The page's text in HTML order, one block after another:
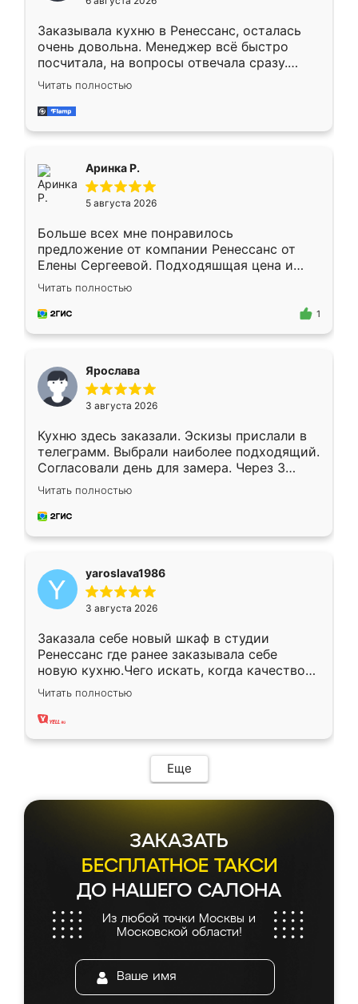
мебели буду заказывать только здесь.
Заказывала кухню в Ренессанс, осталась
очень довольна. Менеджер всё быстро
посчитала, на вопросы отвечала сразу.
Замерщик приехал в субботу, подошёл к
делу со всей ответственностью. Собрали
за день, ребята работали аккуратно, даже
Читать полностью
Аринка Р.
5 августа 2026
Больше всех мне понравилось
предложение от компании Ренессанс от
Елены Сергеевой. Подходяшщая цена и
короткие сроки изготовления. Приехавший
для замера сотрудник Владислав
предложил по моему эскизу самый
Читать полностью
1
Ярослава
3 августа 2026
Кухню здесь заказали. Эскизы прислали в
телеграмм. Выбрали наиболее подходящий.
Согласовали день для замера. Через 3
недели кухня была уже готова. Остались
довольны работой. Спасибо Ренессанс
мебель за качественную работу!
Читать полностью
yaroslava1986
3 августа 2026
Заказала себе новый шкаф в студии
Ренессанс где ранее заказывала себе
новую кухню.Чего искать, когда качеством
вполне довольна. Служит кухня уже почти
два года, нареканий нет.
Читать полностью
Еще
ЗАКАЗАТЬ
БЕСПЛАТНОЕ ТАКСИ
ДО НАШЕГО САЛОНА
Из любой точки Москвы и
Московской области!